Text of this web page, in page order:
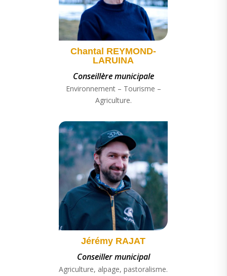
Chantal REYMOND-
LARUINA
Conseillère municipale
Environnement – Tourisme –
Agriculture.
Jérémy RAJAT
Conseiller municipal
Agriculture, alpage, pastoralisme.